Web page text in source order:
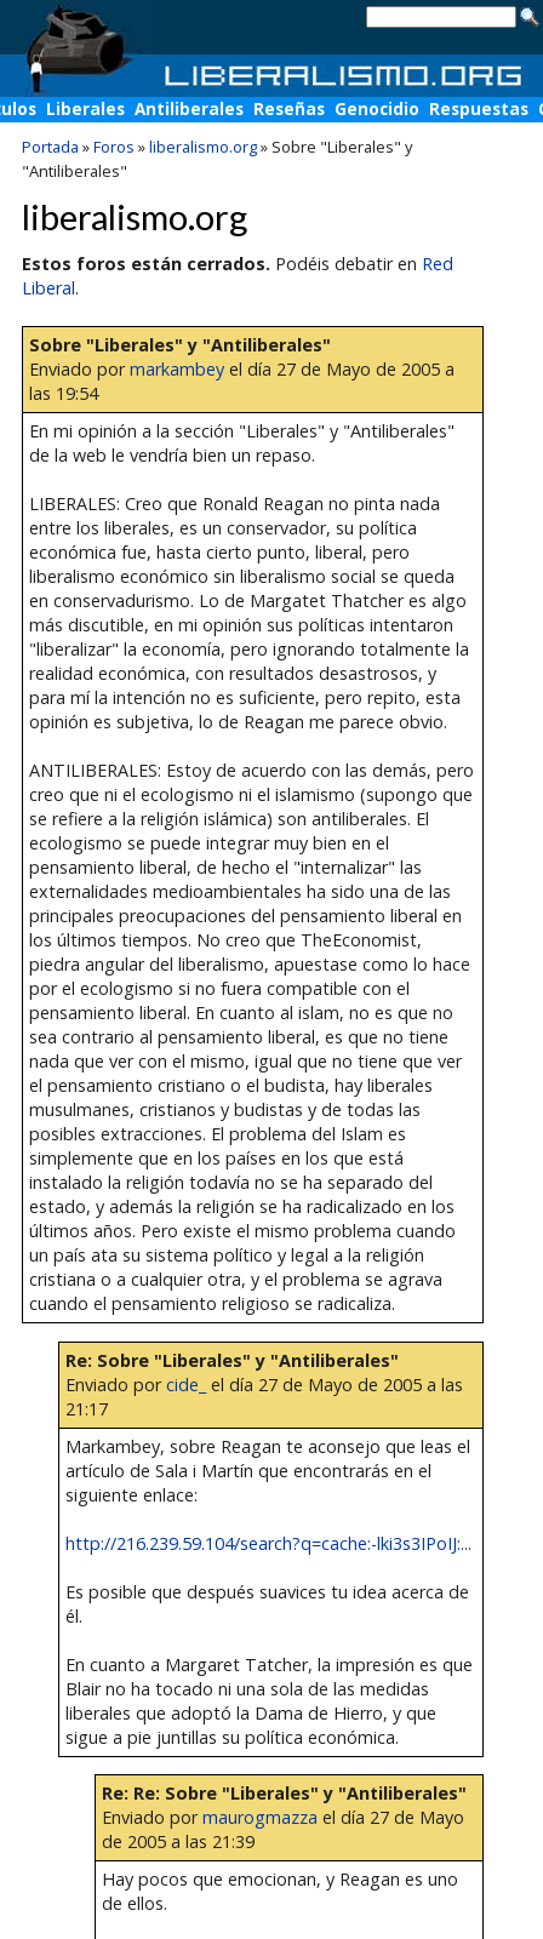
Liberales Antiliberales Reseñas Genocidio Respuestas
Portada »Foros »liberalismo.org» Sobre "Liberales" y
"Antiliberales"
liberalismo.org
Estos foros están cerrados. Podéis debatir en Red
Liberal.
Sobre "Liberales" y "Antiliberales"
Enviado pormarkambeyel día 27 de Mayo de 2005 a
las 19:54
En mi opinión a la sección "Liberales" y "Antiliberales"
de la web le vendría bien un repaso.
LIBERALES: Creo que Ronald Reagan no pinta nada
entre los liberales, es un conservador, su política
económica fue, hasta cierto punto, liberal, pero
liberalismo económico sin liberalismo social se queda
en conservadurismo. Lo de Margatet Thatcher es algo
más discutible, en mi opinión sus políticas intentaron
"liberalizar" la economía, pero ignorando totalmente la
realidad económica, con resultados desastrosos, y
para mí la intención no es suficiente, pero repito, esta
opinión es subjetiva, lo de Reagan me parece obvio.
ANTILIBERALES: Estoy de acuerdo con las demás, pero
creo que ni el ecologismo ni el islamismo (supongo que
se refiere a la religión islámica) son antiliberales. El
ecologismo se puede integrar muy bien en el
pensamiento liberal, de hecho el "internalizar" las
externalidades medioambientales ha sido una de las
principales preocupaciones del pensamiento liberal en
los últimos tiempos. No creo que TheEconomist,
piedra angular del liberalismo, apuestase como lo hace
por el ecologismo si no fuera compatible con el
pensamiento liberal. En cuanto al islam, no es que no
sea contrario al pensamiento liberal, es que no tiene
nada que ver con el mismo, igual que no tiene que ver
el pensamiento cristiano o el budista, hay liberales
musulmanes, cristianos y budistas y de todas las
posibles extracciones. El problema del Islam es
simplemente que en los países en los que está
instalado la religión todavía no se ha separado del
estado, y además la religión se ha radicalizado en los
últimos años. Pero existe el mismo problema cuando
un país ata su sistema político y legal a la religión
cristiana o a cualquier otra, y el problema se agrava
cuando el pensamiento religioso se radicaliza.
Re: Sobre "Liberales" y "Antiliberales"
Enviado porcide_ el día 27 de Mayo de 2005 a las
21:17
Markambey, sobre Reagan te aconsejo que leas el
artículo de Sala i Martín que encontrarás en el
siguiente enlace:
http://216.239.59.104/search?q=cache:-lki3s3IPoIJ:...
Es posible que después suavices tu idea acerca de
él.
En cuanto a Margaret Tatcher, la impresión es que
Blair no ha tocado ni una sola de las medidas
liberales que adoptó la Dama de Hierro, y que
sigue a pie juntillas su política económica.
Re: Re: Sobre "Liberales" y "Antiliberales"
Enviado pormaurogmazza el día 27 de Mayo
de 2005 a las 21:39
Hay pocos que emocionan, y Reagan es uno
de ellos.